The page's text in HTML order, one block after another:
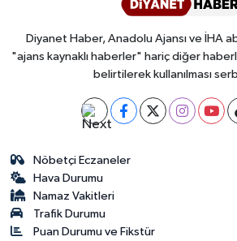
Diyanet Haber, Anadolu Ajansı ve İHA
"ajans kaynaklı haberler" hariç diğer
belirtilerek kullanılması
Nöbetçi Eczaneler
Hava Durumu
Namaz Vakitleri
Trafik Durumu
Puan Durumu ve Fikstür
Van Müftülüğü
Yalova Müftülüğü
Yozgat Müftülüğü